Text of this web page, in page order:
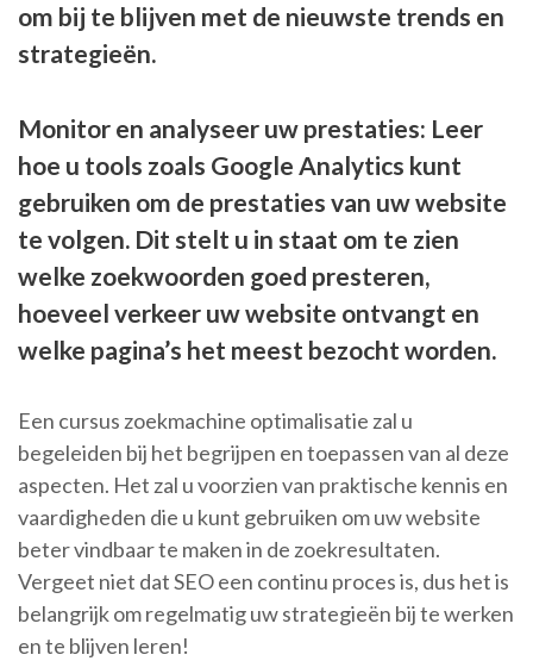
om bij te blijven met de nieuwste trends en
strategieën.
Monitor en analyseer uw prestaties: Leer
hoe u tools zoals Google Analytics kunt
gebruiken om de prestaties van uw website
te volgen. Dit stelt u in staat om te zien
welke zoekwoorden goed presteren,
hoeveel verkeer uw website ontvangt en
welke pagina’s het meest bezocht worden.
Een cursus zoekmachine optimalisatie zal u
begeleiden bij het begrijpen en toepassen van al deze
aspecten. Het zal u voorzien van praktische kennis en
vaardigheden die u kunt gebruiken om uw website
beter vindbaar te maken in de zoekresultaten.
Vergeet niet dat SEO een continu proces is, dus het is
belangrijk om regelmatig uw strategieën bij te werken
en te blijven leren!